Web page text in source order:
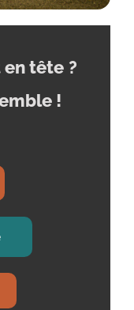
en tête ?
!